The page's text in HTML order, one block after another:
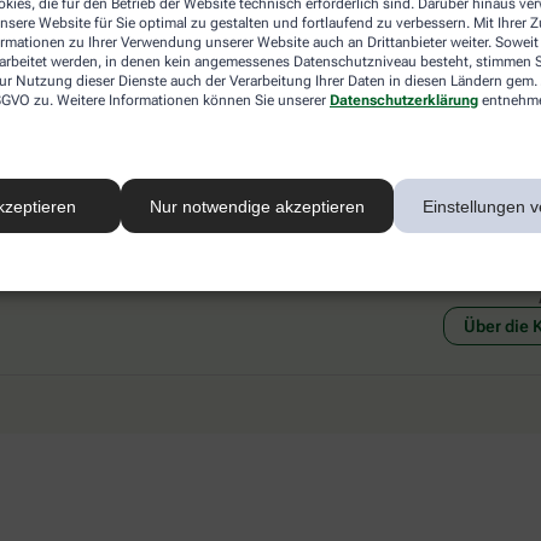
die für den Betrieb der Website technisch erforderlich sind. Darüber hinaus
Website für Sie optimal zu gestalten und fortlaufend zu verbessern. Mit Ihrer
zu Ihrer Verwendung unserer Website auch an Drittanbieter weiter. Soweit
werden, in denen kein angemessenes Datenschutzniveau besteht, stimmen
Nutzung dieser Dienste auch der Verarbeitung Ihrer Daten in diesen Ländern
zu. Weitere Informationen können Sie unserer Datenschutzerklärung
Nur notwendige akzeptieren Einstellungen
einer anderen akzeptierten
Ihrer Apotheke vor Ort.
Abholung in der Apotheke
Botendienstlieferung
Über die